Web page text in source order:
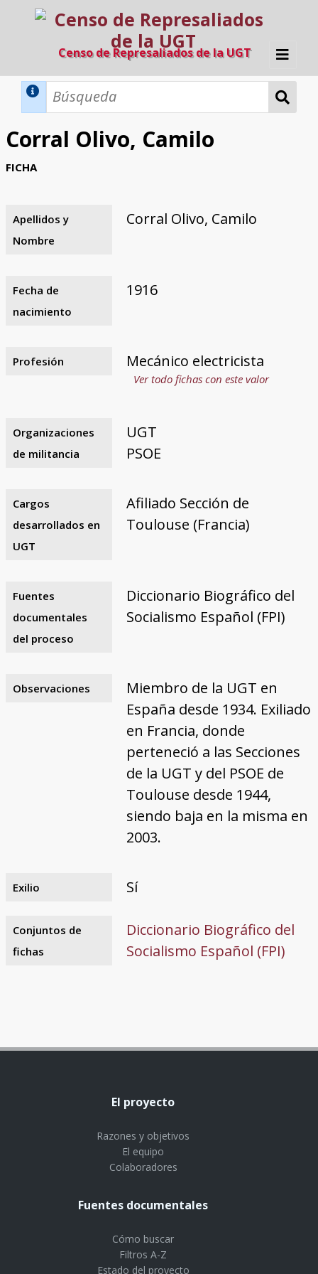
Censo de Represaliados de la UGT
Inicio
Búsqueda Dinámica
Búsqueda Avanzada
Razones y objetivos
El equipo
Colaboradores
Fuentes documentales
Corral Olivo, Camilo
FICHA
Apellidos y
Nombre
Corral Olivo, Camilo
Fecha de
nacimiento
1916
Profesión Mecánico electricista
Ver todo fichas con este valor
Organizaciones
de militancia
UGT
PSOE
Cargos
desarrollados en
UGT
Afiliado Sección de
Toulouse (Francia)
Fuentes
documentales
del proceso
Diccionario Biográfico del
Socialismo Español (FPI)
Observaciones
Miembro de la UGT en
España desde 1934. Exiliado
en Francia, donde
perteneció a las Secciones
de la UGT y del PSOE de
Toulouse desde 1944,
siendo baja en la misma en
2003.
Exilio Sí
Conjuntos de
fichas
Diccionario Biográfico del
Socialismo Español (FPI)
El proyecto
Razones y objetivos
El equipo
Colaboradores
Fuentes documentales
Cómo buscar
Filtros A-Z
Estado del proyecto